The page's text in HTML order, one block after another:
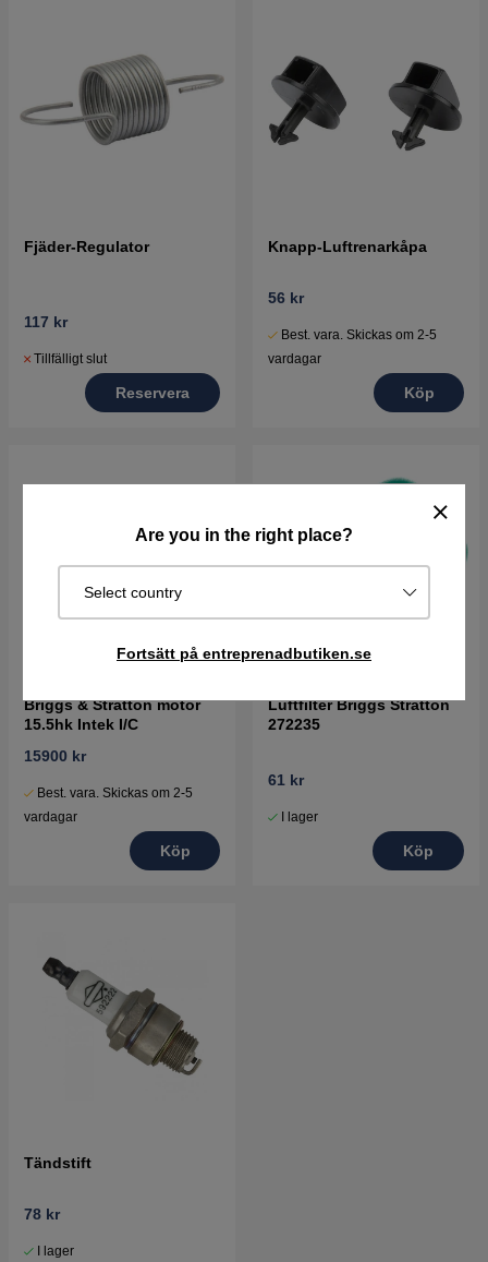
Are you in the right place?
Select country
Fortsätt på entreprenadbutiken.se
Fjäder-Regulator
117 kr
Tillfälligt slut
Reservera
Knapp-Luftrenarkåpa
56 kr
Best. vara. Skickas om 2-5
vardagar
Köp
Briggs & Stratton motor
15.5hk Intek I/C
15900 kr
Best. vara. Skickas om 2-5
vardagar
Köp
Luftfilter Briggs Stratton
272235
61 kr
I lager
Köp
Tändstift
78 kr
I lager